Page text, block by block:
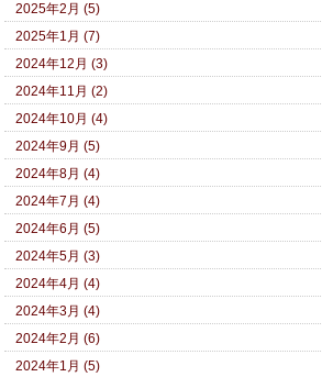
2025年2月 (5)
2025年1月 (7)
2024年12月 (3)
2024年11月 (2)
2024年10月 (4)
2024年9月 (5)
2024年8月 (4)
2024年7月 (4)
2024年6月 (5)
2024年5月 (3)
2024年4月 (4)
2024年3月 (4)
2024年2月 (6)
2024年1月 (5)